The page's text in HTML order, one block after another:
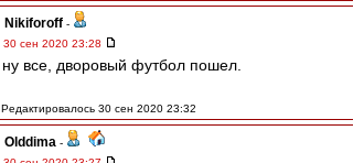
Nikiforoff -
30 сен 2020 23:28
ну все, дворовый футбол пошел.
Редактировалось 30 сен 2020 23:32
Olddima -